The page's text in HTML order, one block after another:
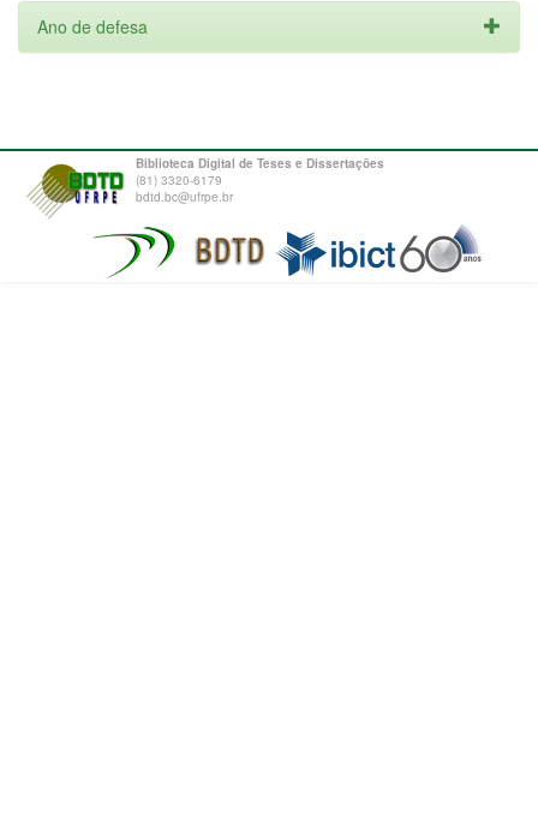
Ano de defesa
Biblioteca Digital de Teses e Dissertações
(81) 3320-6179
bdtd.bc@ufrpe.br